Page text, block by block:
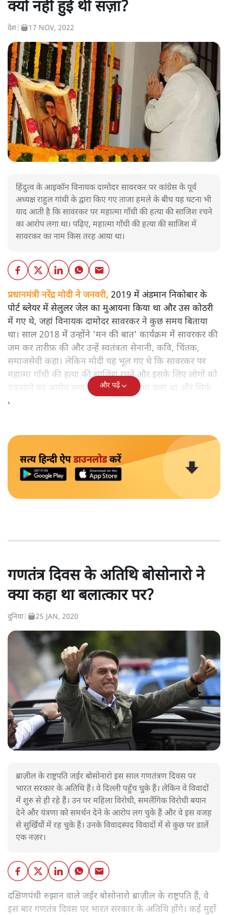
क्यों नहीं हुई थी सज़ा?
देश 17 NOV, 2022
हिंदुत्व के आइकॉन विनायक दामोदर सावरकर पर कांग्रेस के पूर्व
अध्यक्ष राहुल गांधी के द्वारा किए गए ताजा हमले के बीच यह घटना भी
याद आती है कि सावरकर पर महात्मा गाँधी की हत्या की साजिश रचने
का आरोप लगा था। पढ़िए, महात्मा गाँधी की हत्या की साजिश में
सावरकर का नाम किस तरह आया था।
प्रधानमंत्री नरेंद्र मोदी ने जनवरी, 2019 में अंडमान निकोबार के
पोर्ट ब्लेयर में सेलुलर जेल का मुआयना किया था और उस कोठरी
में गए थे, जहां विनायक दामोदर सावरकर ने कुछ समय बिताया
था। साल 2018 में उन्होंने 'मन की बात' कार्यक्रम में सावरकर की
जम कर तारीफ़ की और उन्हें स्वतंत्रता सेनानी, कवि, चिंतक,
समाजसेवी कहा। लेकिन मोदी यह भूल गए थे कि सावरकर पर
महात्मा गाँधी की हत्या की साजिश रचने और इसके लिए लोगों को
उकसाने का आरोप लगा था, उन पर मुक़दमा चला था और सिर्फ़
तकनीकी कारणों से उन्हें सज़ा नहीं हुई थी।
और पढ़ें
सत्य हिन्दी ऐपडाउनलोडकरें
गणतंत्र दिवस के अतिथि बोसोनारो ने
क्या कहा था बलात्कार पर?
दुनिया 25 JAN, 2020
ब्राज़ील के राष्ट्रपति जईर बोसोनारो इस साल गणतंत्रण दिवस पर
भारत सरकार के अतिथि हैं। वे दिल्ली पहुँच चुके हैं। लेकिन वे विवादों
में शुरु से ही रहे हैं। उन पर महिला विरोधी, समलैंगिक विरोधी बयान
देने और यंत्रणा को समर्थन देने के आरोप लग चुके हैं और वे इस वजह
से सुर्खियोें में रह चुके हैं। उनके विवादस्पद विवादों में से कुछ पर डालें
एक नज़र।
दक्षिणपंथी रुझान वाले जईर बोसोनारो ब्राज़ील के राष्ट्रपति हैं, वे
इस बार गणतंत्र दिवस पर भारत सरकार के अतिथि होंगे। कई मुद्दों